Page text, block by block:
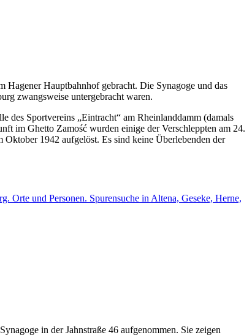
Hagener Hauptbahnhof gebracht. Die Synagoge und das
zwangsweise untergebracht waren.
des Sportvereins „Eintracht“ am Rheinlanddamm (damals
im Ghetto Zamość wurden einige der Verschleppten am 24.
1942 aufgelöst. Es sind keine Überlebenden der
Orte und Personen. Spurensuche in Altena, Geseke, Herne,
in der Jahnstraße 46 aufgenommen. Sie zeigen